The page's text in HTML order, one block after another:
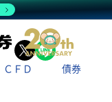
X
ＣＦＤ 債券